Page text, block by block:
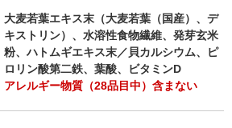
大麦若葉エキス末（大麦若葉（国産）、デ
キストリン）、水溶性食物繊維、発芽玄米
粉、ハトムギエキス末／貝カルシウム、ピ
ロリン酸第二鉄、葉酸、ビタミンD
アレルギー物質（28品目中）含まない